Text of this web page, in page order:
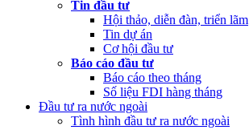
Tin đầu tư
Hội thảo, diễn đàn, triển lãm
Tin dự án
Cơ hội đầu tư
Báo cáo đầu tư
Báo cáo theo tháng
Số liệu FDI hàng tháng
Đầu tư ra nước ngoài
Tình hình đầu tư ra nước ngoài